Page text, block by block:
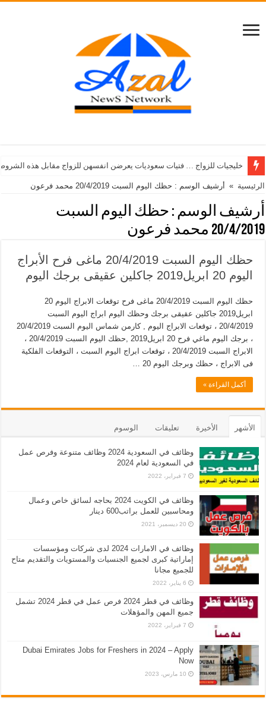
خليجيات للزواج … فتيات سعوديات يعرضن انفسهن للزواج مقابل هذه
الرئيسية » أرشيف الوسم : حظك اليوم السبت 20/4/2019 محمد فرعون
أرشيف الوسم : حظك اليوم السبت
20/4/2019 محمد فرعون
حظك اليوم السبت 20/4/2019 ماغى فرح الأبراج
اليوم 20 ابريل2019 جاكلين عقيقى برجك اليوم
حظك اليوم السبت 20/4/2019 ماغى فرح توقعات الابراج اليوم 20
ابريل2019 جاكلين عقيقى برجك وحظك اليوم ابراج اليوم السبت
20/4/2019 ، توقعات الابراج اليوم , كارمن شماس اليوم السبت 20/4/2019
، برجك اليوم ماغي فرح 20 ابريل2019 ,حظك اليوم السبت 20/4/2019 ،
الابراج السبت 20/4/2019 ، توقعات ابراج اليوم السبت ، التوقعات الفلكية
فى الابراج ، حظك وبرجك اليوم 20 …
أكمل القراءة »
الأشهر الأخيرة تعليقات الوسوم
وظائف في السعودية 2024 وظائف متنوعة وفرص عمل
في السعودية لعام 2024
7 فبراير، 2022
وظائف في الكويت 2024 بحاجه لسائق خاص وعمال
ومحاسبين للعمل براتب600 دينار
20 ديسمبر، 2021
وظائف في الامارات 2024 لدى شركات ومؤسسات
إماراتية كبرى لجميع الجنسيات والمستويات والتقديم متاح
للجميع مجانا
6 يناير، 2022
وظائف في قطر 2024 فرص عمل في قطر 2024 تشمل
جميع المهن والمؤهلات
7 فبراير، 2022
Dubai Emirates Jobs for Freshers in 2024 – Apply
Now
10 مارس، 2023